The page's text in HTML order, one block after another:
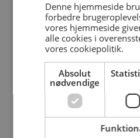
KRISTIAN
Denne hjemmeside
forbedre
vores hjemmeside
alle cookies i
vores cookiepolitik.
Absolut
nødvendige